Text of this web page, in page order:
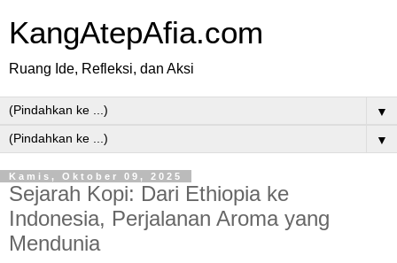
KangAtepAfia.com
Ruang Ide, Refleksi, dan Aksi
▼
▼
Kamis, Oktober 09, 2025
Sejarah Kopi: Dari Ethiopia ke
Indonesia, Perjalanan Aroma yang
Mendunia